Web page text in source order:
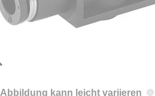
Abbildung kann leicht variieren